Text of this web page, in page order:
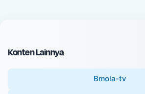
c
e
Konten Lainnya
Bmola-tv